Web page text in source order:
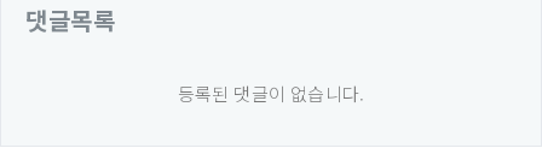
댓글목록
등록된 댓글이 없습니다.